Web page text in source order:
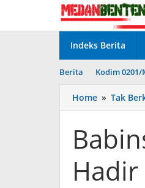
konten
Indeks Berita
Berita Kodim
Home » Tak